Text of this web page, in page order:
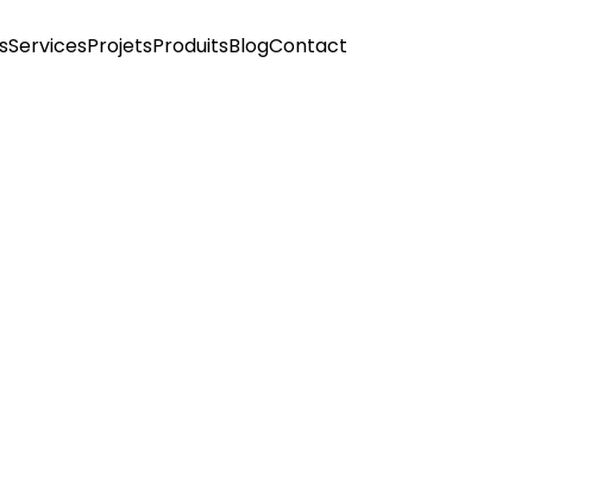
ServicesProjetsProduitsBlogContact